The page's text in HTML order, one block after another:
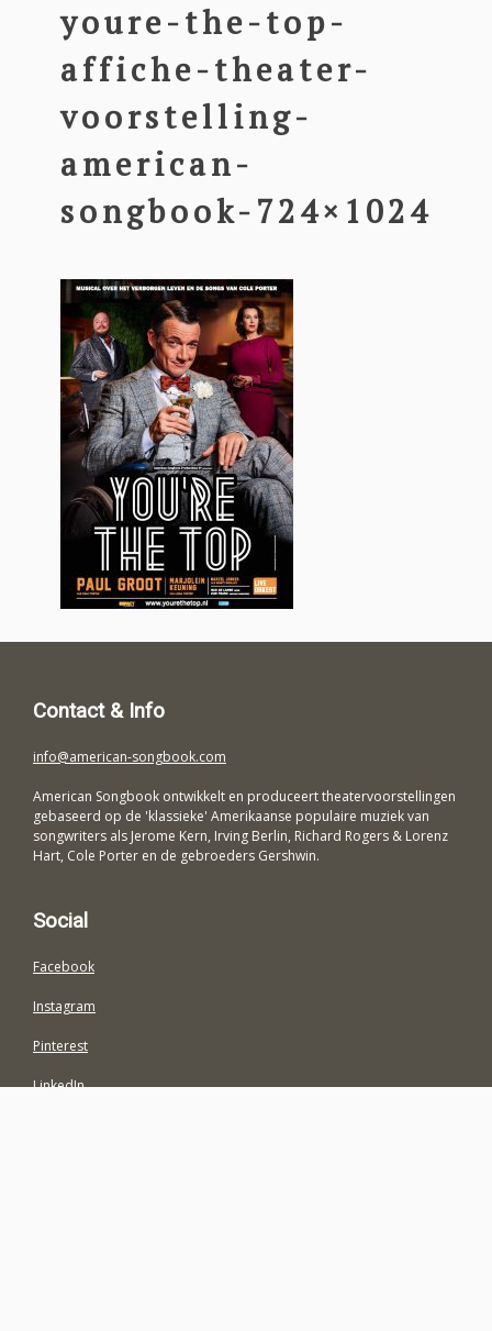
youre-the-top-
affiche-theater-
voorstelling-
american-
songbook-724×1024
Contact & Info
info@american-songbook.com
American Songbook ontwikkelt en produceert theatervoorstellingen
gebaseerd op de 'klassieke' Amerikaanse populaire muziek van
songwriters als Jerome Kern, Irving Berlin, Richard Rogers & Lorenz
Hart, Cole Porter en de gebroeders Gershwin.
Social
Facebook
Instagram
Pinterest
LinkedIn